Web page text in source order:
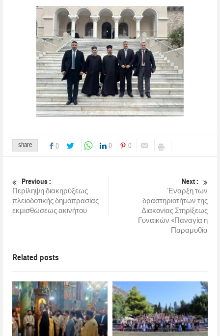
share 0 0 0
Previous :
Περίληψη διακηρύξεως
πλειοδοτικής δημοπρασίας
εκμισθώσεως ακινήτου
Next :
Έναρξη των
δραστηριοτήτων της
Διακονίας Στηρίξεως
Γυναικών «Παναγία η
Παραμυθία
Related posts